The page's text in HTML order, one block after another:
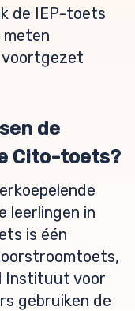
de IEP-toets
voortgezet
de
Cito-toets?
leerlingen in
is één
Instituut voor
gebruiken de